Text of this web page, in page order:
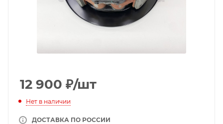
12 900 ₽/шт
Нет в наличии
ДОСТАВКА ПО РОССИИ